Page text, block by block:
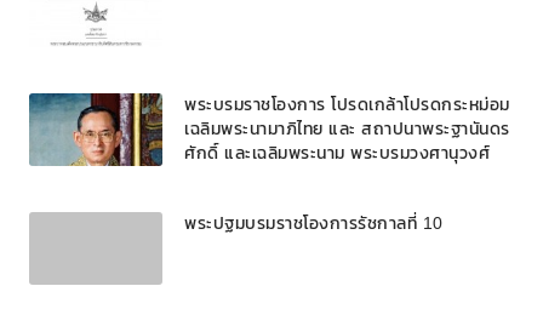
พระบรมราชโองการ โปรดเกล้าโปรดกระหม่อม
เฉลิมพระนามาภิไทย และ สถาปนาพระฐานันดร
ศักดิ์ และเฉลิมพระนาม พระบรมวงศานุวงศ์
พระปฐมบรมราชโองการรัชกาลที่ 10